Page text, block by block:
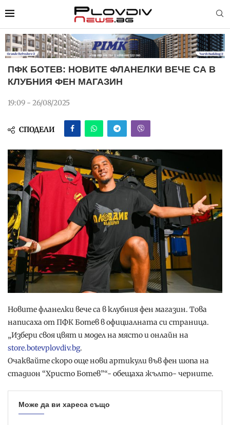
ПФК БОТЕВ: НОВИТЕ ФЛАНЕЛКИ ВЕЧЕ СА В
КЛУБНИЯ ФЕН МАГАЗИН
19:09 - 26/08/2025
СПОДЕЛИ
Новите фланелки вече са в клубния фен магазин. Това
написаха от ПФК Ботев в официалната си страница.
„Избери своя цвят и модел на място и онлайн на
store.botevplovdiv.bg.
Очаквайте скоро още нови артикули във фен шопа на
стадион “Христо Ботев”“- обещаха жълто- черните.
Може да ви хареса също